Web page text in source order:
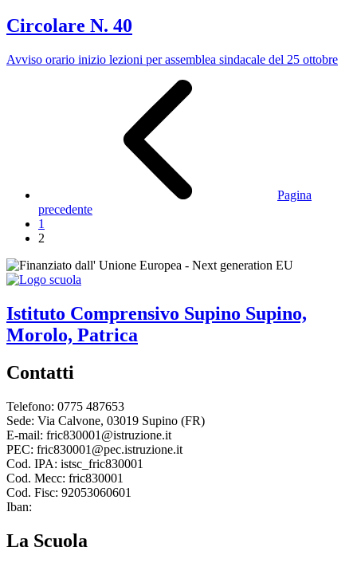
Circolare N. 40
Avviso orario inizio lezioni per assemblea sindacale del 25 ottobre
Pagina
precedente
1
2
Istituto Comprensivo Supino Supino,
Morolo, Patrica
Contatti
Telefono: 0775 487653
Sede: Via Calvone, 03019 Supino (FR)
E-mail: fric830001@istruzione.it
PEC: fric830001@pec.istruzione.it
Cod. IPA: istsc_fric830001
Cod. Mecc: fric830001
Cod. Fisc: 92053060601
Iban:
La Scuola